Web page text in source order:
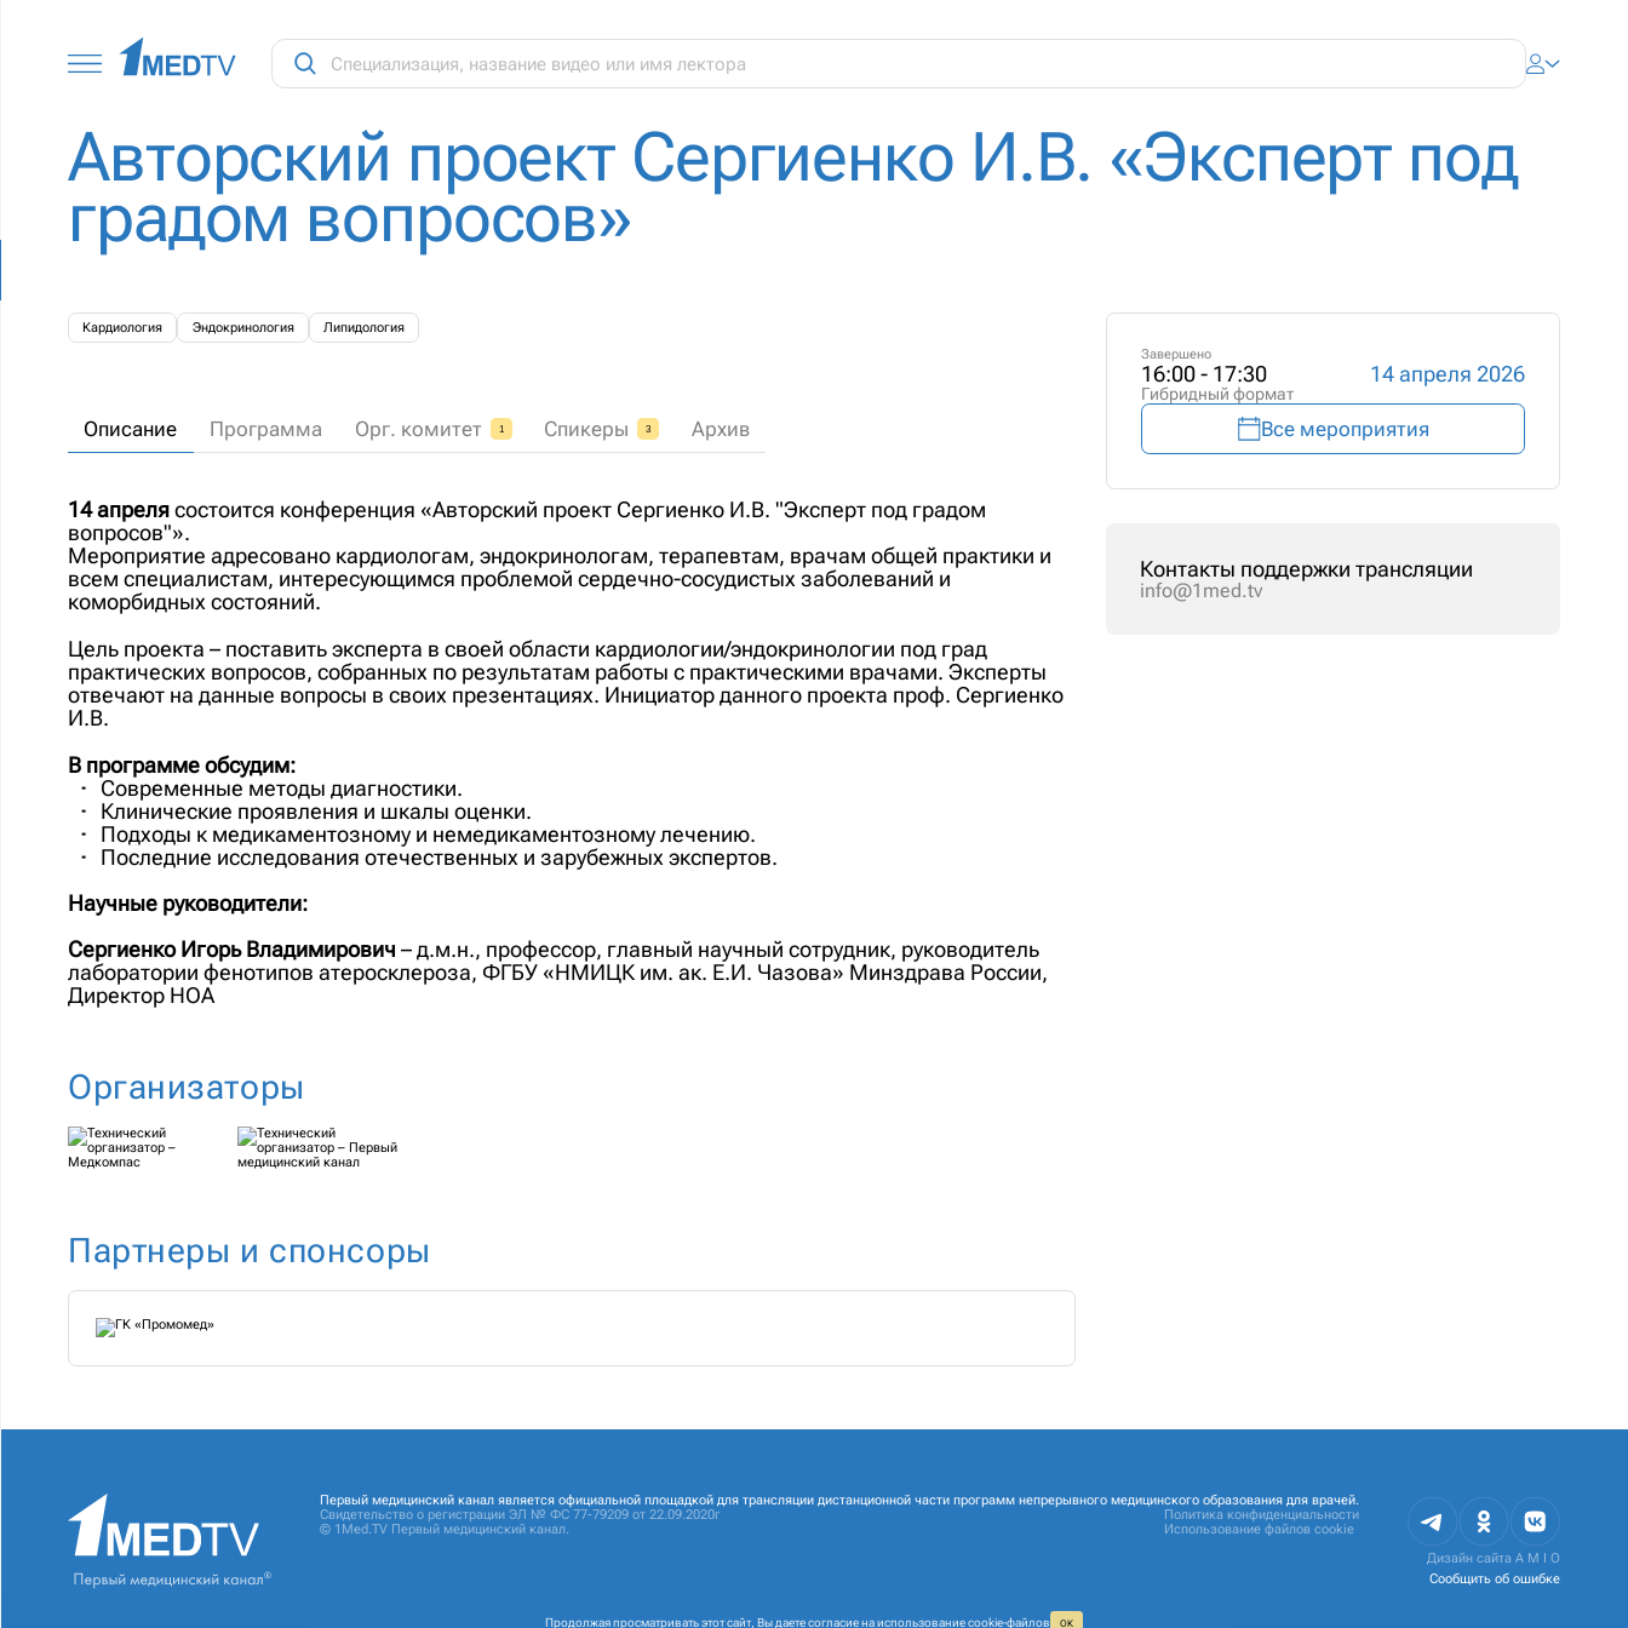
Авторский проект Сергиенко И.В. «Эксперт под
градом вопросов»
Кардиология Эндокринология Липидология
Описание Программа Орг. комитет 1 Спикеры 3 Архив
14 апрелясостоится конференция «Авторский проект Сергиенко И.В. "Эксперт под градом
вопросов"».
Мероприятие адресовано кардиологам, эндокринологам, терапевтам, врачам общей практики и
всем специалистам, интересующимся проблемой сердечно-сосудистых заболеваний и
коморбидных состояний.
Цель проекта – поставить эксперта в своей области кардиологии/эндокринологии под град
практических вопросов, собранных по результатам работы с практическими врачами. Эксперты
отвечают на данные вопросы в своих презентациях. Инициатор данного проекта проф. Сергиенко
И.В.
В программе обсудим:
Современные методы диагностики.
Клинические проявления и шкалы оценки.
Подходы к медикаментозному и немедикаментозному лечению.
Последние исследования отечественных и зарубежных экспертов.
Научные руководители:
Сергиенко Игорь Владимирович – д.м.н., профессор, главный научный сотрудник, руководитель
лаборатории фенотипов атеросклероза, ФГБУ «НМИЦК им. ак. Е.И. Чазова» Минздрава России,
Директор НОА
Организаторы
Партнеры и спонсоры
Завершено
16:00 - 17:30 14 апреля 2026
Гибридный формат
Все мероприятия
Контакты поддержки трансляции
info@1med.tv
Первый медицинский канал является официальной площадкой для трансляции дистанционной части программ непрерывного медицинского образования для врачей.
Свидетельство о регистрации ЭЛ № ФС 77-79209 от 22.09.2020г
© 1Med.TV Первый медицинский канал.
Политика конфиденциальности
Использование файлов cookie
Дизайн сайта A M I O
Сообщить об ошибке
Продолжая просматривать этот сайт, Вы даете согласие наиспользование cookie‑файлов ОК